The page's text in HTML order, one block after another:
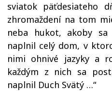
sviatok päťdesiateho
zhromaždení na tom
neba hukot, akoby
naplnil celý dom, v
nimi ohnivé jazyky a
každým z nich sa
naplnil Duch Svätý …“